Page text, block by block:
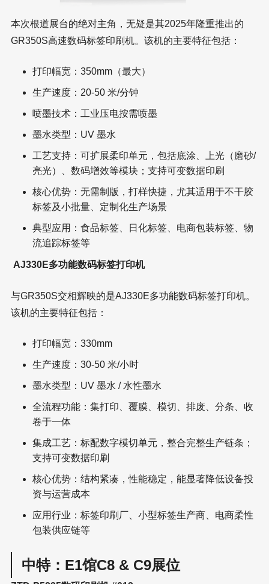
本次根道展台的绝对主角，无疑是其2025年隆重推出的
GR350S高速数码标签印刷机。该机的主要特征包括：
打印幅宽：350mm（最大）
生产速度：20-50 米/分钟
喷墨技术：工业压电按需喷墨
墨水类型：UV 墨水
工艺支持：可扩展柔印单元，包括底涂、上光（磨砂/
亮光）、数码增效等模块；支持可变数据印刷
核心优势：无需制版，打样快捷，尤其适用于不干胶
标签及小批量、定制化生产场景
典型应用：食品标签、日化标签、电商包装标签、物
流追踪标签等
AJ330E多功能数码标签打印机
与GR350S交相辉映的是AJ330E多功能数码标签打印机。
该机的主要特征包括：
打印幅宽：330mm
生产速度：30-50 米/小时
墨水类型：UV 墨水 / 水性墨水
全流程功能：集打印、覆膜、模切、排废、分条、收
卷于一体
集成工艺：标配数字模切单元，整合完整生产链条；
支持可变数据印刷
核心优势：结构紧凑，性能稳定，能显著降低设备投
资与运营成本
应用行业：标签印刷厂、小型标签生产商、电商柔性
包装供应链等
中特：E1馆C8 & C9展位